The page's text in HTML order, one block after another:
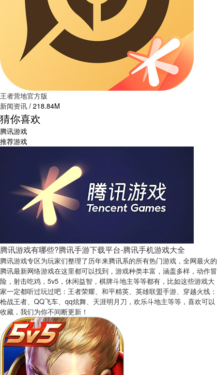
王者营地官方版
新闻资讯 / 218.84M
猜你喜欢
腾讯游戏
推荐游戏
腾讯游戏有哪些?腾讯手游下载平台-腾讯手机游戏大全
腾讯游戏专区为玩家们整理了历年来腾讯系的所有热门游戏，全网最火的
腾讯最新网络游戏在这里都可以找到，游戏种类丰富，涵盖多样，动作冒
险，射击吃鸡，5v5，休闲益智，棋牌斗地主等等都有，比如这些游戏大
家一定都听过玩过吧：王者荣耀、和平精英、英雄联盟手游、穿越火线：
枪战王者、QQ飞车、qq炫舞、天涯明月刀，欢乐斗地主等等，喜欢可以
收藏，我们为你不间断更新！